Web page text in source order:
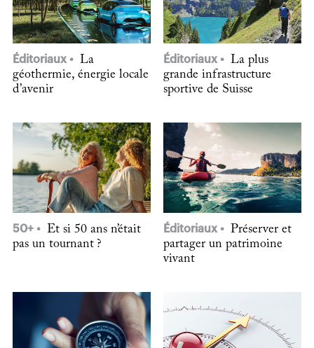
Éditoriaux
La
géothermie, énergie locale
d’avenir
Éditoriaux
La plus
grande infrastructure
sportive de Suisse
50+
Et si 50 ans n’était
pas un tournant ?
Éditoriaux
Préserver et
partager un patrimoine
vivant